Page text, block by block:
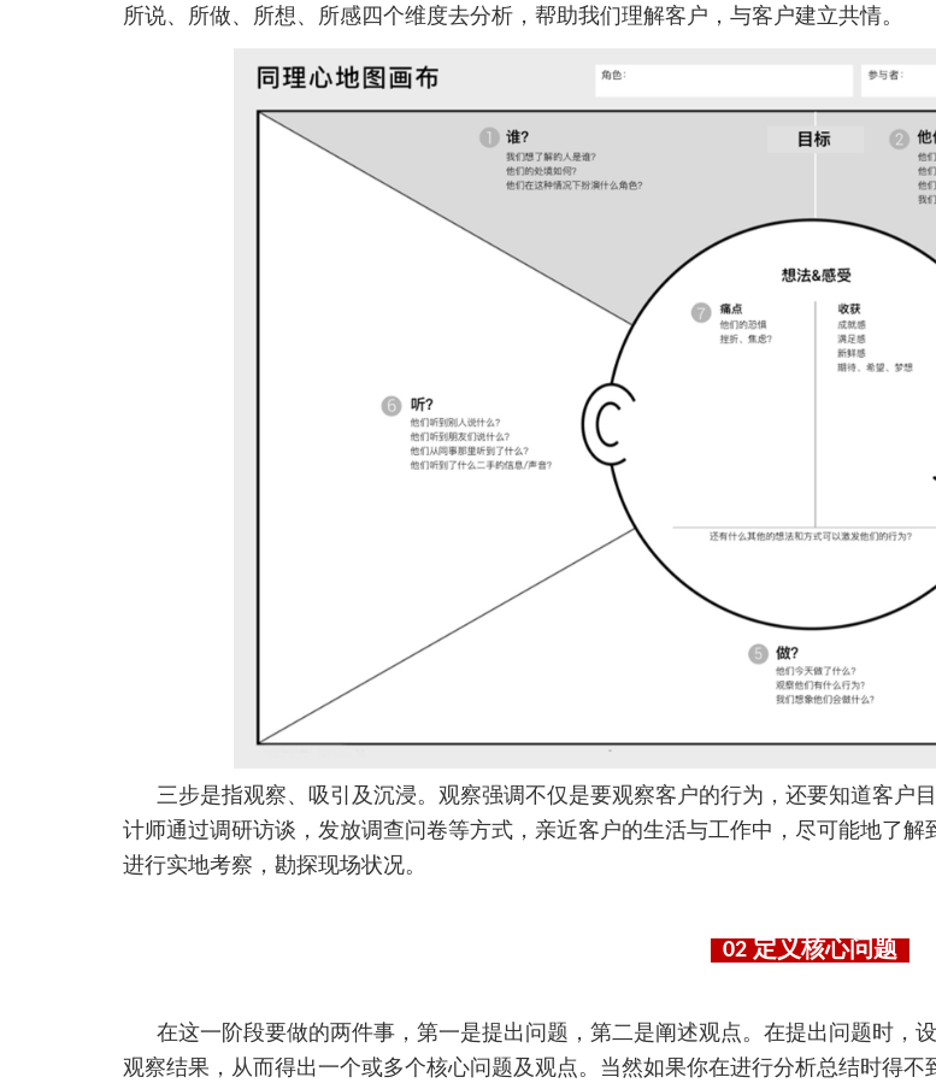
所说、所做、所想、所感四个维度去分析，帮助我们理解客户，与客户建立共情。
三步是指观察、吸引及沉浸。观察强调不仅是要观察客户的行为，还要知道客户
计师通过调研访谈，发放调查问卷等方式，亲近客户的生活与工作中，尽可能地了
进行实地考察，勘探现场状况。
02 定义核心问题
在这一阶段要做的两件事，第一是提出问题，第二是阐述观点。在提出问题时，
观察结果，从而得出一个或多个核心问题及观点。当然如果你在进行分析总结时得